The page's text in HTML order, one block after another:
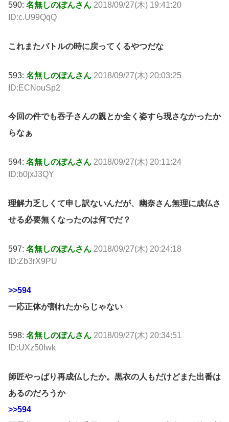
590: 名無しのぽんさん 2018/09/27(木) 19:41:20
ID:c.U99QqQ
これまたバトルの時に戻ってくるやつだな
593: 名無しのぽんさん 2018/09/27(木) 20:03:25
ID:ECNouSp2
今回の件でも吞子さんの親とか全く姿すら現さなかったか
らなぁ
594: 名無しのぽんさん 2018/09/27(木) 20:11:24
ID:b0jxJ3QY
理解力乏しくて申し訳ないんだが、幽奈さん無理に成仏さ
せる必要無くなったのは何でだ？
597: 名無しのぽんさん 2018/09/27(木) 20:24:18
ID:Zb3rX9PU
>>594
一応正体が割れたからじゃない
598: 名無しのぽんさん 2018/09/27(木) 20:34:51
ID:UXz50Iwk
師匠やっぱり再成仏したか。黒衣の人もだけどまた出番は
あるのだろうか
>>594